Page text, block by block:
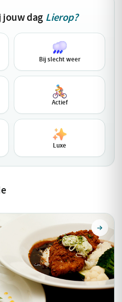
jouw dag Lierop?
Bij slecht weer
Actief
Luxe